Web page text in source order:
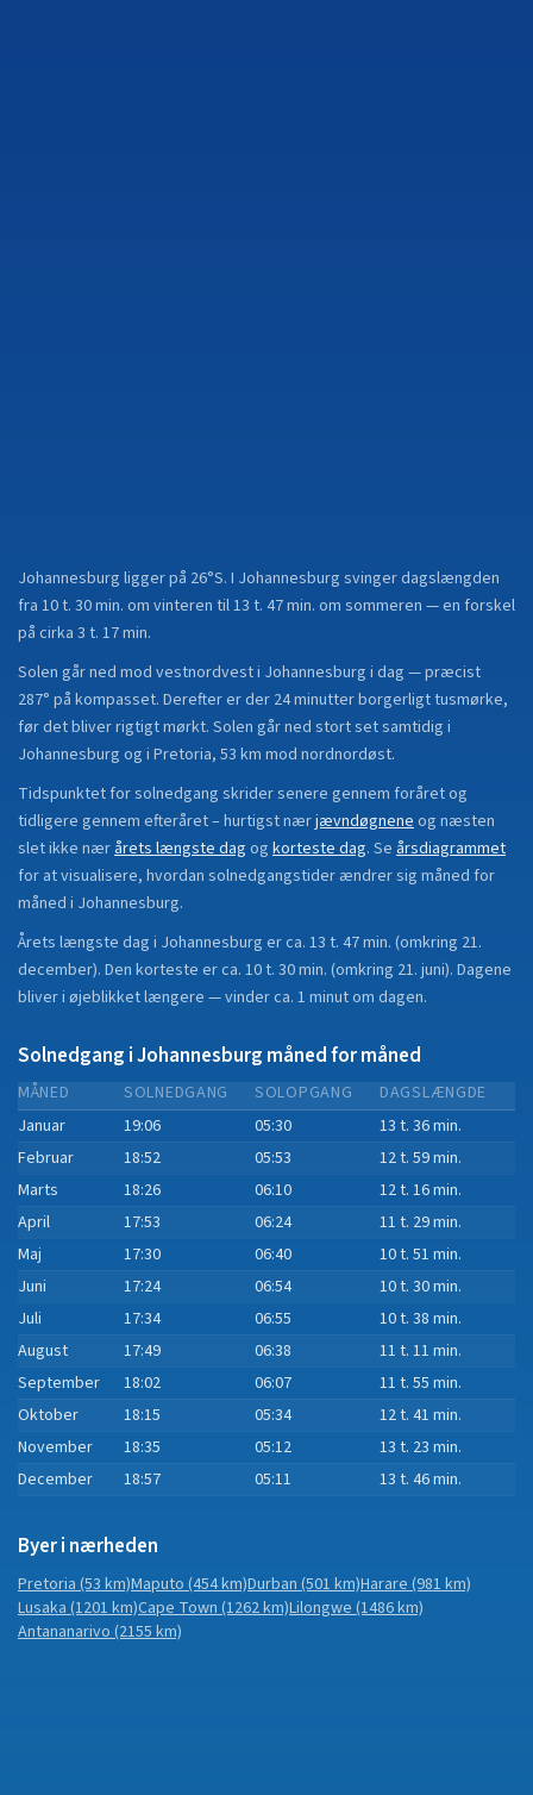
Johannesburg ligger på 26°S. I Johannesburg svinger dagslængden
fra 10 t. 30 min. om vinteren til 13 t. 47 min. om sommeren — en forskel
på cirka 3 t. 17 min.
Solen går ned mod vestnordvest i Johannesburg i dag — præcist
287° på kompasset. Derefter er der 24 minutter borgerligt tusmørke,
før det bliver rigtigt mørkt. Solen går ned stort set samtidig i
Johannesburg og i Pretoria, 53 km mod nordnordøst.
Tidspunktet for solnedgang skrider senere gennem foråret og
tidligere gennem efteråret– hurtigst nærjævndøgneneog næsten
slet ikke nærårets længste dag og korteste dag. Se årsdiagrammet
for at visualisere, hvordan solnedgangstider ændrer sig måned for
måned i Johannesburg.
Årets længste dag i Johannesburg er ca. 13 t. 47 min. (omkring 21.
december). Den korteste er ca. 10 t. 30 min. (omkring 21. juni). Dagene
bliver i øjeblikketlængere —vinderca. 1 minutom dagen.
Solnedgang iJohannesburg måned for måned
MÅNED SOLNEDGANG SOLOPGANG
DAGSLÆNGDE
Januar
19:06 05:30
13 t. 36 min.
Februar
18:52 05:53
12 t. 59 min.
Marts
18:26 06:10
12 t. 16 min.
April
17:53 06:24
11 t. 29 min.
Maj
17:30 06:40
10 t. 51 min.
Juni
17:24 06:54
10 t. 30 min.
Juli
17:34 06:55
10 t. 38 min.
August
17:49 06:38
11 t. 11 min.
September
18:02 06:07
11 t. 55 min.
Oktober
18:15 05:34
12 t. 41 min.
November
18:35 05:12
13 t. 23 min.
December
18:57 05:11 13 t. 46 min.
Byer i nærheden
Pretoria(53 km)Maputo(454 km)Durban(501 km)Harare(981 km)
Lusaka(1201 km)Cape Town(1262 km)Lilongwe(1486 km)
Antananarivo(2155 km)